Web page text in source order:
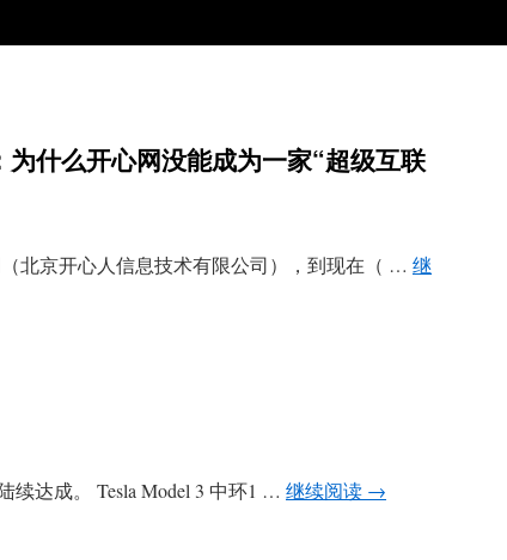
什么开心网没能成为一家“超级互联
北京开心人信息技术有限公司），到现在（ … 继
达成。 Tesla Model 3 中环1 … 继续阅读 →